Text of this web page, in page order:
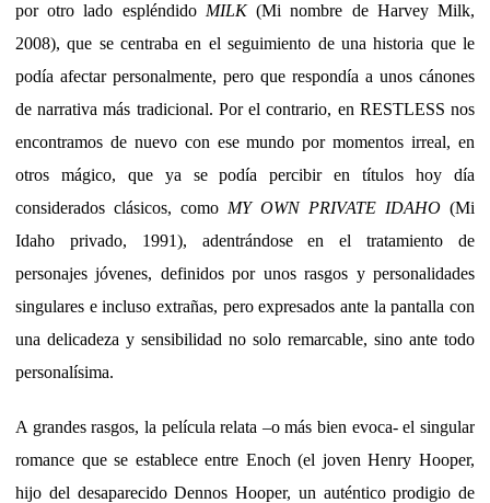
por otro lado espléndido MILK(Mi nombre de Harvey Milk,
2008), que se centraba en el seguimiento de una historia que le
podía afectar personalmente, pero que respondía a unos cánones
de narrativa más tradicional. Por el contrario, en RESTLESS nos
encontramos de nuevo con ese mundo por momentos irreal, en
otros mágico, que ya se podía percibir en títulos hoy día
considerados clásicos, como MY OWN PRIVATE IDAHO (Mi
Idaho privado, 1991), adentrándose en el tratamiento de
personajes jóvenes, definidos por unos rasgos y personalidades
singulares e incluso extrañas, pero expresados ante la pantalla con
una delicadeza y sensibilidad no solo remarcable, sino ante todo
personalísima.
A grandes rasgos, la película relata –o más bien evoca- el singular
romance que se establece entre Enoch (el joven Henry Hooper,
hijo del desaparecido Dennos Hooper, un auténtico prodigio de